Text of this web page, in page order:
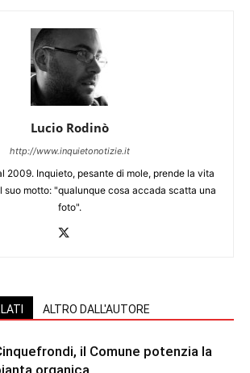
Lucio Rodinò
http://www.inquietonotizie.it
2009. Inquieto, pesante di mole, prende la vita
suo motto: "qualunque cosa accada scatta una
foto".
ALTRO DALL'AUTORE
il Comune potenzia la
organica